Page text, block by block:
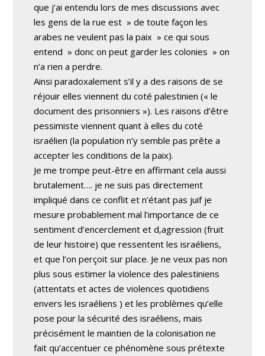
que j’ai entendu lors de mes discussions avec
les gens de la rue est » de toute façon les
arabes ne veulent pas la paix » ce qui sous
entend » donc on peut garder les colonies » on
n’a rien a perdre.
Ainsi paradoxalement s’il y a des raisons de se
réjouir elles viennent du coté palestinien (« le
document des prisonniers »). Les raisons d’être
pessimiste viennent quant à elles du coté
israélien (la population n’y semble pas prête a
accepter les conditions de la paix).
Je me trompe peut-être en affirmant cela aussi
brutalement…. je ne suis pas directement
impliqué dans ce conflit et n’étant pas juif je
mesure probablement mal l’importance de ce
sentiment d’encerclement et d‚agression (fruit
de leur histoire) que ressentent les israéliens,
et que l’on perçoit sur place. Je ne veux pas non
plus sous estimer la violence des palestiniens
(attentats et actes de violences quotidiens
envers les israéliens ) et les problèmes qu’elle
pose pour la sécurité des israéliens, mais
précisément le maintien de la colonisation ne
fait qu’accentuer ce phénomène sous prétexte